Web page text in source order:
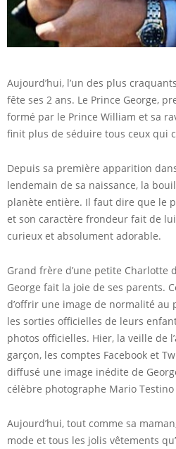
Aujourd’hui, l’un des plus
fête ses 2 ans. Le Prince George,
formé par le Prince William et sa
finit plus de séduire tous ceux qui
Depuis sa première apparition
lendemain de sa naissance, la
planète entière. Il faut dire que le
et son caractère frondeur fait de
curieux et absolument adorable.
Grand frère d’une petite Charlotte
George fait la joie de ses parents.
d’offrir une image de normalité
les sorties officielles de leurs
photos officielles. Hier, la veille de
garçon, les comptes Facebook et
diffusé une image inédite de
célèbre photographe Mario
Aujourd’hui, tout comme sa
mode et tous les jolis vêtements